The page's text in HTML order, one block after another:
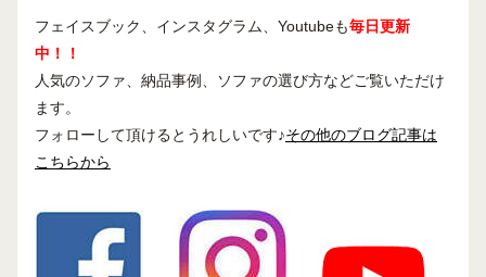
フェイスブック、インスタグラム、Youtubeも毎日更新
中！！
人気のソファ、納品事例、ソファの選び方などご覧いただけ
ます。
フォローして頂けるとうれしいです♪その他のブログ記事は
こちらから